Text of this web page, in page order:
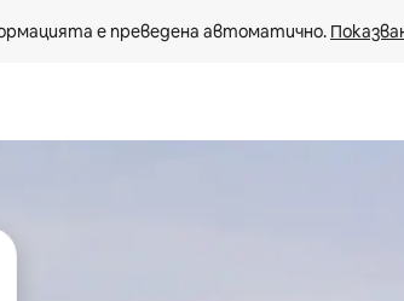
е преведена автоматично.